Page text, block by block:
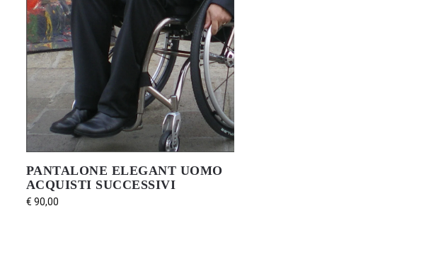
PANTALONE ELEGANT UOMO
ACQUISTI SUCCESSIVI
€ 90,00